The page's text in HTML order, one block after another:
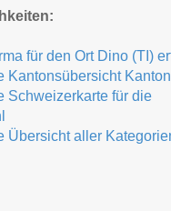
für den Ort Dino (TI)
Kantonsübersicht
Schweizerkarte für die
Übersicht aller